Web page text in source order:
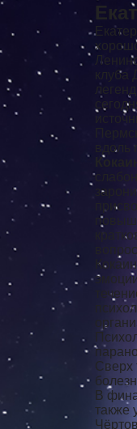
Кокаин
Сверх
В
также